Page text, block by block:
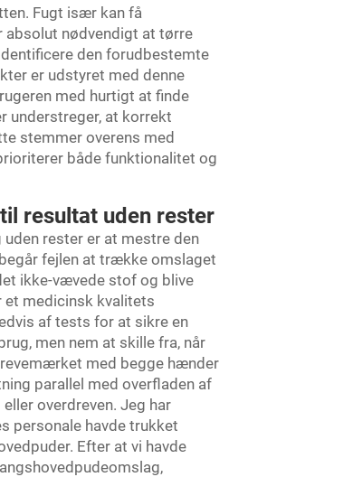
Fugt især kan få
nødvendigt at tørre
den forudbestemte
er udstyret med denne
med hurtigt at finde
understreger, at korrekt
stemmer overens med
både funktionalitet og
resultat uden rester
rester er at mestre den
fejlen at trække omslaget
ikke-vævede stof og blive
et medicinsk kvalitets
af tests for at sikre en
men nem at skille fra, når
med begge hænder
parallel med overfladen af
overdreven. Jeg har
personale havde trukket
Efter at vi havde